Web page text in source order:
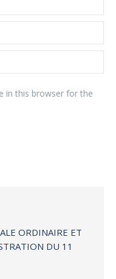
in this browser for the
ORDINAIRE ET
DU 11